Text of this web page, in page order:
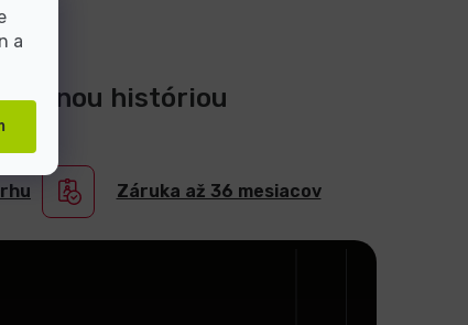
a
ročnou históriou
Záruka až 36 mesiacov